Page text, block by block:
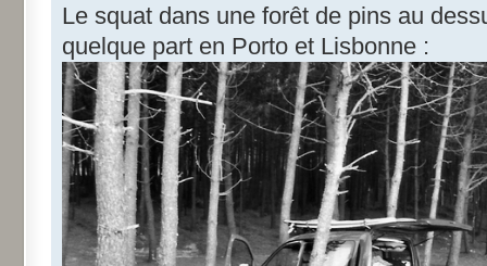
Le squat dans une forêt de pins au
quelque part en Porto et Lisbonne :